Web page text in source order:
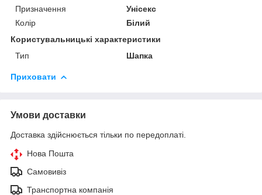
Призначення
Унісекс
Колір
Білий
Користувальницькі характеристики
Тип
Шапка
Приховати
Умови доставки
Доставка здійснюється тільки по передоплаті.
Нова Пошта
Самовивіз
Транспортна компанія